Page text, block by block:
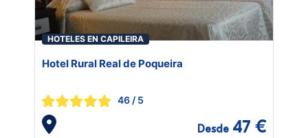
HOTELES EN CAPILEIRA
Hotel Rural Real de Poqueira
46 / 5
Desde 47 €